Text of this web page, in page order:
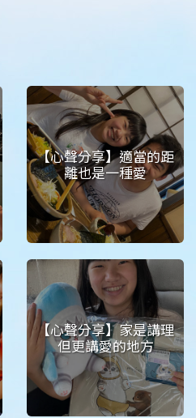
【心聲分享】適當的距
離也是一種愛
【心聲分享】家是講理
但更講愛的地方